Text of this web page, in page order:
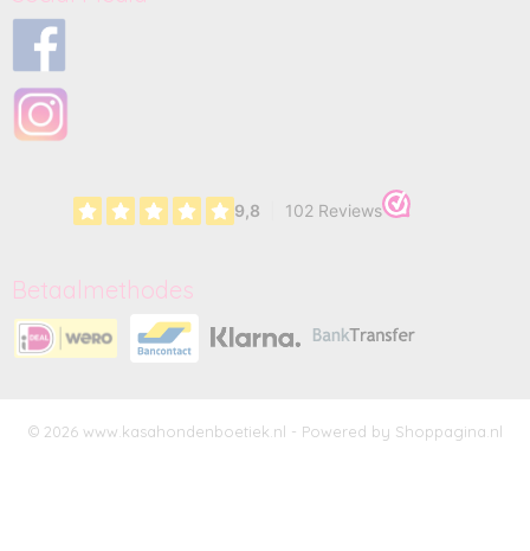
Betaalmethodes
© 2026 www.kasahondenboetiek.nl - Powered by Shoppagina.nl